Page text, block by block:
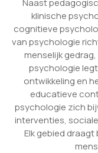
klinische
cognitieve
van psychologie
menselijk
psychologie
ontwikkeling en
educatieve
psychologie zich
interventies,
Elk gebied